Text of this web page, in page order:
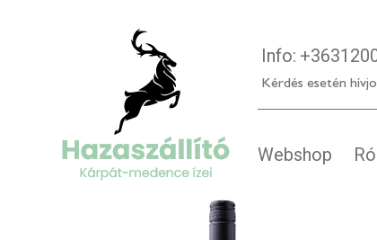
Info:
Kérdés esetén
Webshop